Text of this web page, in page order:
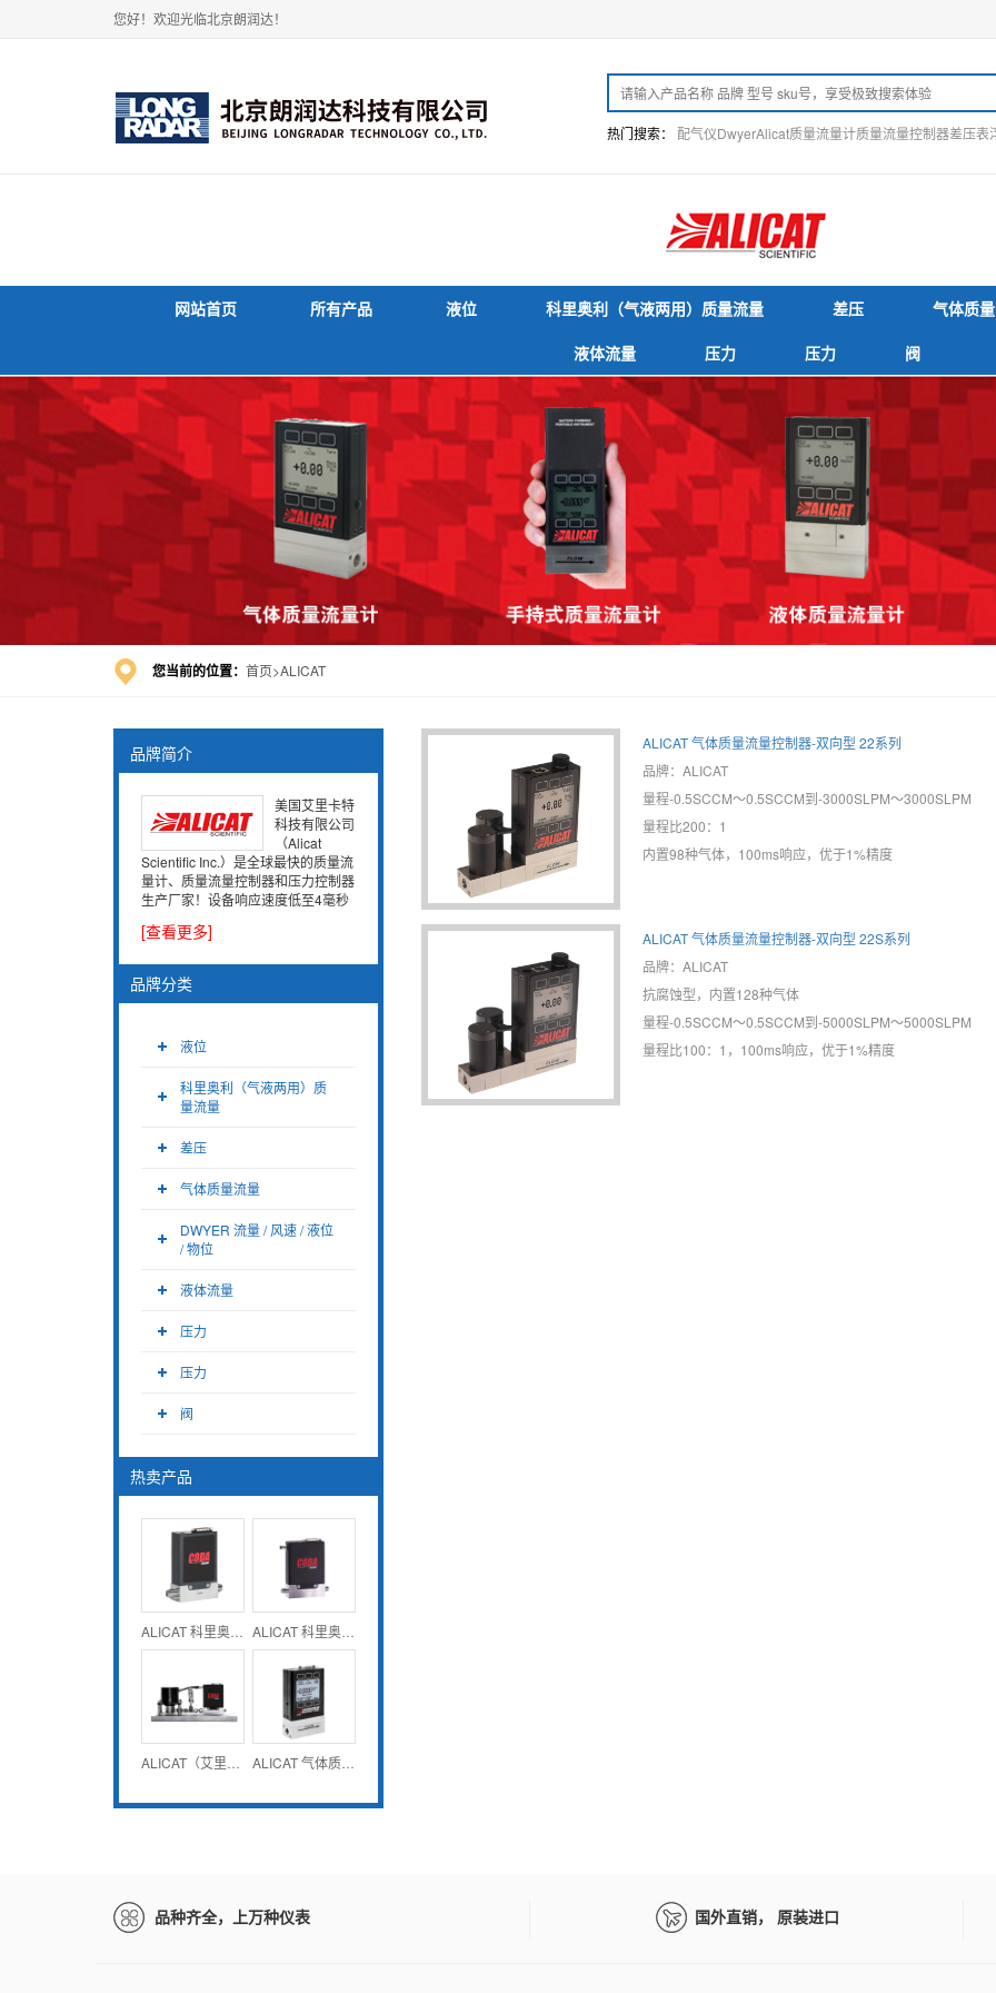
您好！欢迎光临北京朗润达！
热门搜索： 配气仪DwyerAlicat质量流量计质量流量控制器差压表
网站首页 所有产品 液位 科里奥利（气液两用）质量流量 差压
气体质
液体流量
压力 压力 阀
您当前的位置： 首页 ALICAT
品牌简介
美国艾里卡特
科技有限公司
（Alicat
Scientific Inc.）是全球最快的质量流
量计、质量流量控制器和压力控制器
生产厂家！设备响应速度低至4毫秒
[查看更多]
品牌分类
液位
科里奥利（气液两用）质
量流量
差压
气体质量流量
DWYER 流量 / 风速 / 液位
/ 物位
液体流量
压力
压力
阀
热卖产品
ALICAT 气体质量流量控制器-双向型 22系列
品牌：ALICAT
量程-0.5SCCM～0.5SCCM到-3000SLPM～3000SLPM
量程比200：1
内置98种气体，100ms响应，优于1%精度
ALICAT 气体质量流量控制器-双向型 22S系列
品牌：ALICAT
抗腐蚀型，内置128种气体
量程-0.5SCCM～0.5SCCM到-5000SLPM～5000SLPM
量程比100：1，100ms响应，优于1%精度
品种齐全，上万种仪表 国外直销， 原装进口